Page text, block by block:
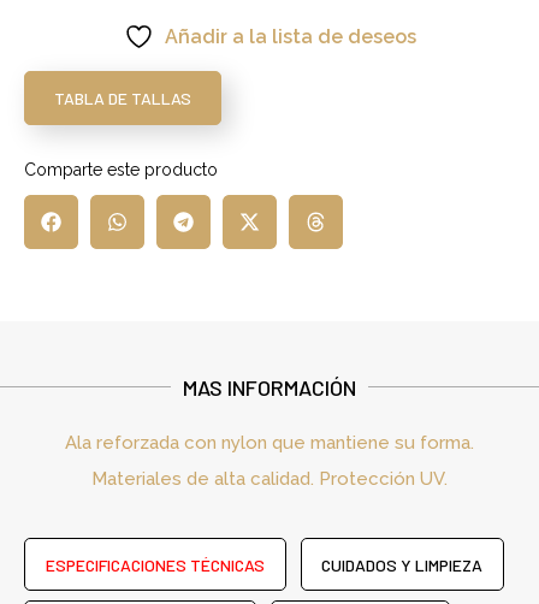
Añadir a la lista de deseos
TABLA DE TALLAS
Comparte este producto
MAS INFORMACIÓN
Ala reforzada con nylon que mantiene su forma.
Materiales de alta calidad. Protección UV.
ESPECIFICACIONES TÉCNICAS CUIDADOS Y LIMPIEZA